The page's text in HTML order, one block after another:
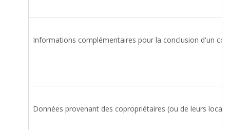
Informations complémentaires pour la conclusion d'un
Données provenant des copropriétaires (ou de leurs